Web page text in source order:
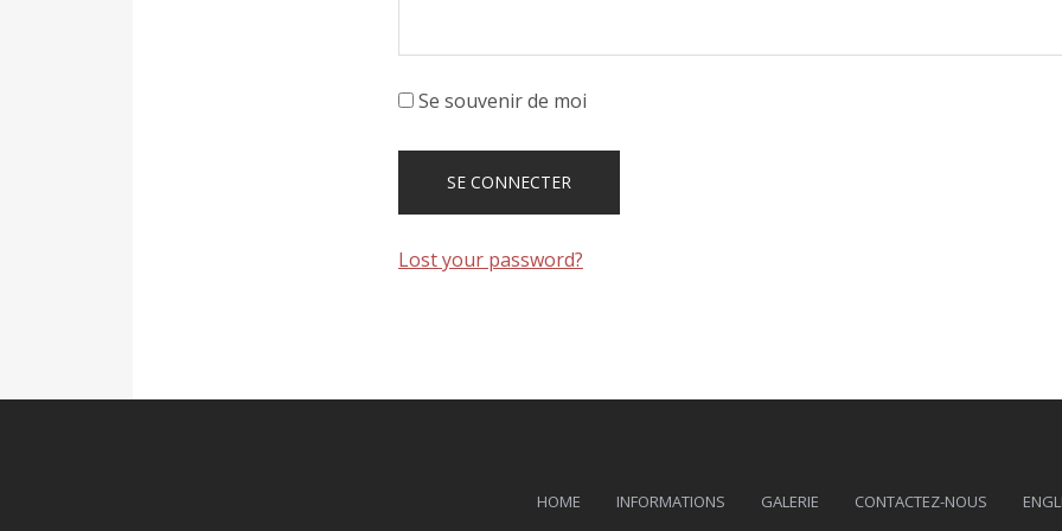
Se souvenir de moi
Lost your password?
HOME INFORMATIONS GALERIE CONTACTEZ-NOUS